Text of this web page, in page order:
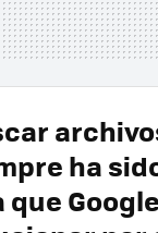
ha
que